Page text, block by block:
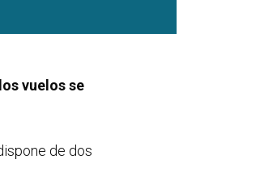
vuelos se
de dos